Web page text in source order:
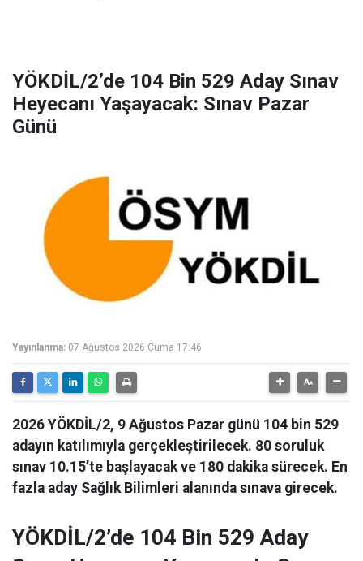
YÖKDİL/2’de 104 Bin 529 Aday Sınav
Heyecanı Yaşayacak: Sınav Pazar
Günü
Yayınlanma: 07 Ağustos 2026 Cuma 17:46
2026 YÖKDİL/2, 9 Ağustos Pazar günü 104 bin 529
adayın katılımıyla gerçekleştirilecek. 80 soruluk
sınav 10.15’te başlayacak ve 180 dakika sürecek. En
fazla aday Sağlık Bilimleri alanında sınava girecek.
YÖKDİL/2’de 104 Bin 529 Aday